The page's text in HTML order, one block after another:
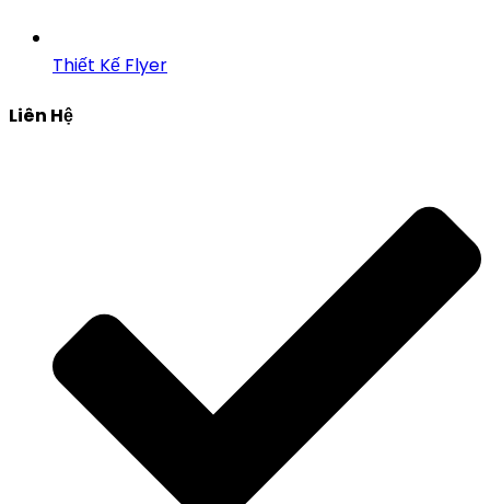
Thiết Kế Flyer
Liên Hệ